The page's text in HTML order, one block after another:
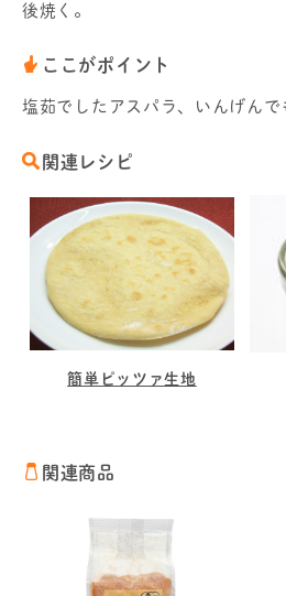
後焼く。
ここがポイント
塩茹でしたアスパラ、いんげんで
関連レシピ
簡単ピッツァ生地
関連商品